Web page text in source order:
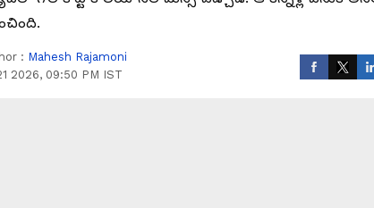
: Mahesh Rajamoni
2026, 09:50 PM IST